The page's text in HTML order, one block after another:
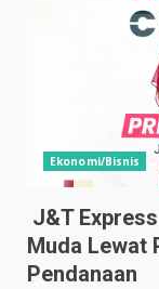
Ekonomi/Bisnis
J&T
Muda Lewat
Pendanaan